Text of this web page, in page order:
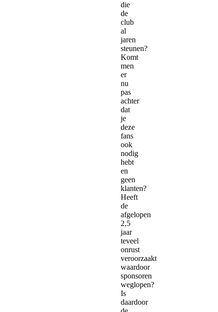
die
de
club
al
jaren
steunen?
Komt
men
er
nu
pas
achter
dat
je
deze
fans
ook
nodig
hebt
en
geen
klanten?
Heeft
de
afgelopen
2,5
jaar
teveel
onrust
veroorzaakt
waardoor
sponsoren
weglopen?
Is
daardoor